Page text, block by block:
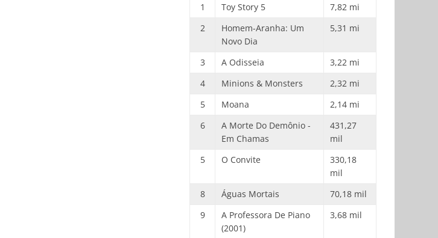
1
Toy Story 5
7,82 mi
2
Homem-Aranha: Um
Novo Dia
5,31 mi
3 A Odisseia
3,22 mi
4
Minions & Monsters
2,32 mi
5
Moana
2,14 mi
6
A Morte Do Demônio -
Em Chamas
431,27
mil
5
O Convite
330,18
mil
8
Águas Mortais
70,18 mil
9
A Professora De Piano
(2001)
3,68 mil